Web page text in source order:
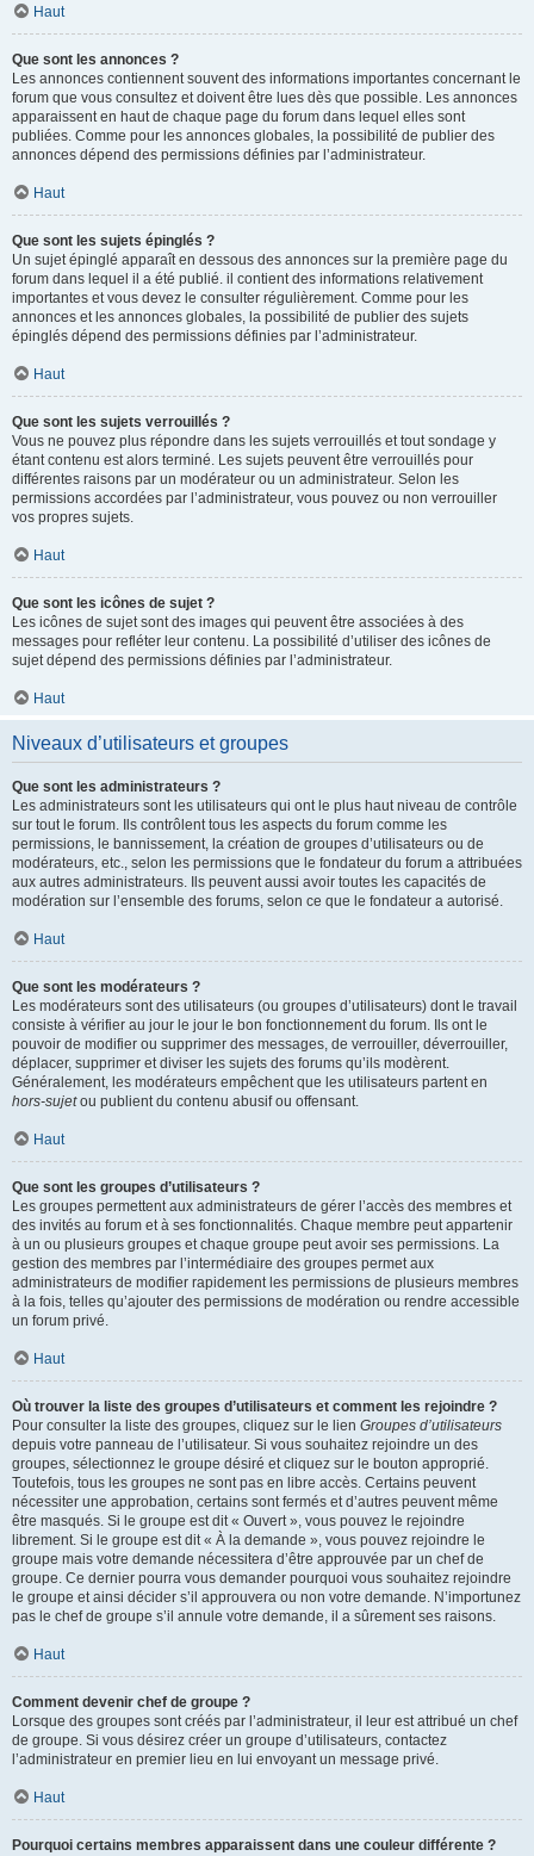
Haut
Que sont les annonces ?
Les annonces contiennent souvent des informations importantes concernant le
forum que vous consultez et doivent être lues dès que possible. Les annonces
apparaissent en haut de chaque page du forum dans lequel elles sont
publiées. Comme pour les annonces globales, la possibilité de publier des
annonces dépend des permissions définies par l’administrateur.
Haut
Que sont les sujets épinglés ?
Un sujet épinglé apparaît en dessous des annonces sur la première page du
forum dans lequel il a été publié. il contient des informations relativement
importantes et vous devez le consulter régulièrement. Comme pour les
annonces et les annonces globales, la possibilité de publier des sujets
épinglés dépend des permissions définies par l’administrateur.
Haut
Que sont les sujets verrouillés ?
Vous ne pouvez plus répondre dans les sujets verrouillés et tout sondage y
étant contenu est alors terminé. Les sujets peuvent être verrouillés pour
différentes raisons par un modérateur ou un administrateur. Selon les
permissions accordées par l’administrateur, vous pouvez ou non verrouiller
vos propres sujets.
Haut
Que sont les icônes de sujet ?
Les icônes de sujet sont des images qui peuvent être associées à des
messages pour refléter leur contenu. La possibilité d’utiliser des icônes de
sujet dépend des permissions définies par l’administrateur.
Haut
Niveaux d’utilisateurs et groupes
Que sont les administrateurs ?
Les administrateurs sont les utilisateurs qui ont le plus haut niveau de contrôle
sur tout le forum. Ils contrôlent tous les aspects du forum comme les
permissions, le bannissement, la création de groupes d’utilisateurs ou de
modérateurs, etc., selon les permissions que le fondateur du forum a attribuées
aux autres administrateurs. Ils peuvent aussi avoir toutes les capacités de
modération sur l’ensemble des forums, selon ce que le fondateur a autorisé.
Haut
Que sont les modérateurs ?
Les modérateurs sont des utilisateurs (ou groupes d’utilisateurs) dont le travail
consiste à vérifier au jour le jour le bon fonctionnement du forum. Ils ont le
pouvoir de modifier ou supprimer des messages, de verrouiller, déverrouiller,
déplacer, supprimer et diviser les sujets des forums qu’ils modèrent.
Généralement, les modérateurs empêchent que les utilisateurs partent en
hors-sujetou publient du contenu abusif ou offensant.
Haut
Que sont les groupes d’utilisateurs ?
Les groupes permettent aux administrateurs de gérer l’accès des membres et
des invités au forum et à ses fonctionnalités. Chaque membre peut appartenir
à un ou plusieurs groupes et chaque groupe peut avoir ses permissions. La
gestion des membres par l’intermédiaire des groupes permet aux
administrateurs de modifier rapidement les permissions de plusieurs membres
à la fois, telles qu’ajouter des permissions de modération ou rendre accessible
un forum privé.
Haut
Où trouver la liste des groupes d’utilisateurs et comment les rejoindre ?
Pour consulter la liste des groupes, cliquez sur le lien Groupes d’utilisateurs
depuis votre panneau de l’utilisateur. Si vous souhaitez rejoindre un des
groupes, sélectionnez le groupe désiré et cliquez sur le bouton approprié.
Toutefois, tous les groupes ne sont pas en libre accès. Certains peuvent
nécessiter une approbation, certains sont fermés et d’autres peuvent même
être masqués. Si le groupe est dit « Ouvert », vous pouvez le rejoindre
librement. Si le groupe est dit « À la demande », vous pouvez rejoindre le
groupe mais votre demande nécessitera d’être approuvée par un chef de
groupe. Ce dernier pourra vous demander pourquoi vous souhaitez rejoindre
le groupe et ainsi décider s’il approuvera ou non votre demande. N’importunez
pas le chef de groupe s’il annule votre demande, il a sûrement ses raisons.
Haut
Comment devenir chef de groupe ?
Lorsque des groupes sont créés par l’administrateur, il leur est attribué un chef
de groupe. Si vous désirez créer un groupe d’utilisateurs, contactez
l’administrateur en premier lieu en lui envoyant un message privé.
Haut
Pourquoi certains membres apparaissent dans une couleur différente ?